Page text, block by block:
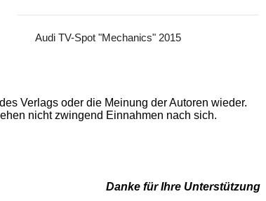
Audi TV-Spot "Mechanics" 2015
Verlags oder die Meinung der Autoren wieder.
nicht zwingend Einnahmen nach sich.
Danke für Ihre Unterstützung